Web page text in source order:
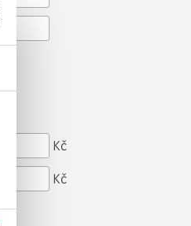
Kč
Kč